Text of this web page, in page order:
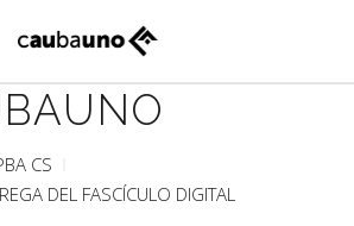
CS
DEL FASCÍCULO DIGITAL